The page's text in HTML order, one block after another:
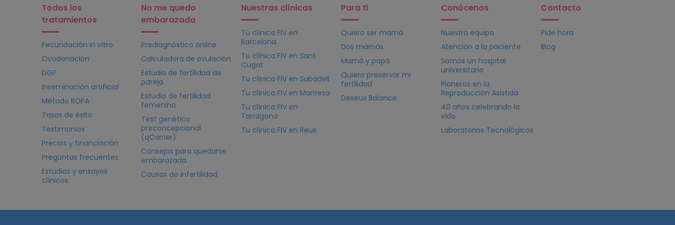
Todos los
tratamientos
Fecundación in vitro
Ovodonación
DGP
Inseminación artificial
Método ROPA
Tasas de éxito
Testimonios
Precios y financiación
Preguntas frecuentes
Estudios y ensayos
clínicos
No me quedo
embarazada
Prediagnóstico online
Calculadora de ovulación
Estudio de fertilidad de
pareja
Estudio de fertilidad
femenina
Test genético
preconcepcional
(qCarrier)
Consejos para quedarse
embarazada
Causas de infertilidad
Nuestras clínicas
Tu clínica FIV en
Barcelona
Tu clínica FIV en Sant
Cugat
Tu clínica FIV en Sabadell
Tu clínica FIV en Manresa
Tu clínica FIV en
Tarragona
Tu clínica FIV en Reus
Para ti
Quiero ser mamá
Dos mamás
Mamá y papá
Quiero preservar mi
fertilidad
Dexeus Balance
Conócenos
Nuestro equipo
Atención a la paciente
Somos un hospital
universitario
Pioneros en la
Reproducción Asistida
40 años celebrando la
vida
Laboratorios Tecnológicos
Contacto
Pide hora
Blog